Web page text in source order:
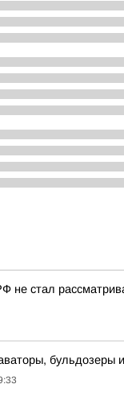
не стал
бульдозеры